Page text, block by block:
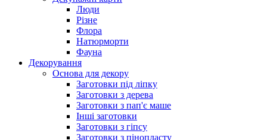
Люди
Різне
Флора
Натюрморти
Фауна
Декорування
Основа для декору
Заготовки під ліпку
Заготовки з дерева
Заготовки з пап'є маше
Інші заготовки
Заготовки з гіпсу
Заготовки з пінопласту